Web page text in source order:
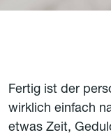
Fertig ist der
wirklich einfach
etwas Zeit,